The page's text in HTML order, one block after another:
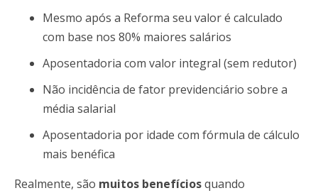
Mesmo após a Reforma seu valor é calculado
com base nos 80% maiores salários
Aposentadoria com valor integral (sem redutor)
Não incidência de fator previdenciário sobre a
média salarial
Aposentadoria por idade com fórmula de cálculo
mais benéfica
Realmente, são muitos benefíciosquando